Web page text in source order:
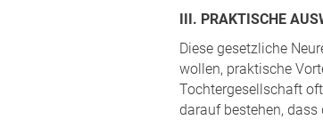
III. PRAKTISCHE
Diese gesetzliche
wollen, praktische
Tochtergesellschaft
darauf bestehen, dass